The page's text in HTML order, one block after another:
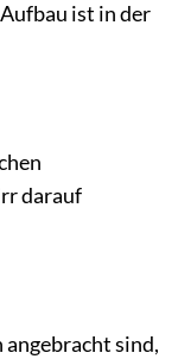
ist in der
darauf
sind,